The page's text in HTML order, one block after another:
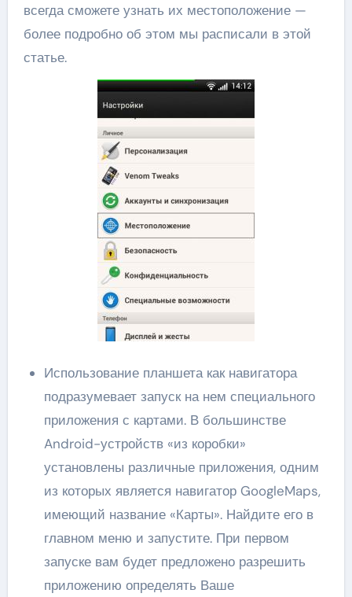
всегда сможете узнать их местоположение —
более подробно об этом мы расписали в этой
статье.
Использование планшета как навигатора
подразумевает запуск на нем специального
приложения с картами. В большинстве
Android-устройств «из коробки»
установлены различные приложения, одним
из которых является навигатор GoogleMaps,
имеющий название «Карты». Найдите его в
главном меню и запустите. При первом
запуске вам будет предложено разрешить
приложению определять Ваше